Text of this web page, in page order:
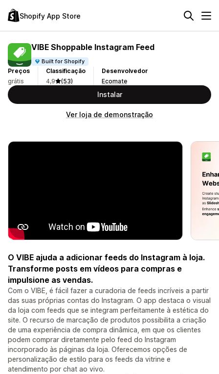
Shopify App Store
VIBE Shoppable Instagram Feed
Built for Shopify
Preços
grátis
Classificação
4,9
(53)
Desenvolvedor
Ecomate
Instalar
Ver loja de demonstração
O VIBE ajuda a adicionar feeds do Instagram à loja.
Transforme posts em vídeos para compras e
impulsione as vendas.
Com o VIBE, é fácil fazer a curadoria de feeds incríveis a partir
das suas próprias contas do Instagram. O app destaca o visual
da loja com feeds que se integram perfeitamente à estética do
site. O recurso de marcação de produtos possibilita a criação
de uma experiência de compra dinâmica, em que os clientes
podem comprar diretamente pelo feed do Instagram
incorporado às páginas da loja. Oferecemos opções de
personalização de estilo para os feeds da vitrine e
atendimento por chat ao vivo.